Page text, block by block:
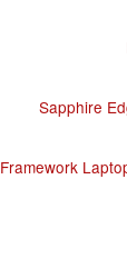
Sapphire
Framework